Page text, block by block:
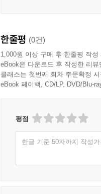
한줄평 (0건)
1,000원 이상 구매 후 한줄평 작성
eBook은 다운로드 후 작성한 리
클래스는 첫번째 회차 주문확정
eBook 페이백, CD/LP, DVD/Blu-
평점
한글 기준 50자까지 작성가